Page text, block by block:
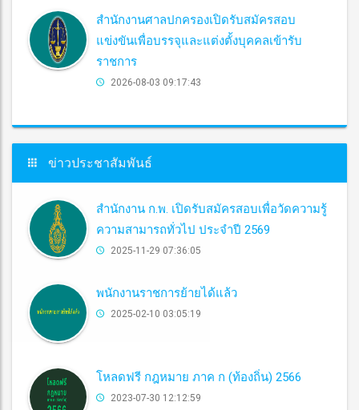
สำนักงานศาลปกครองเปิดรับสมัครสอบ
แข่งขันเพื่อบรรจุและแต่งตั้งบุคคลเข้ารับ
ราชการ
2026-08-03 09:17:43
ข่าวประชาสัมพันธ์
สำนักงาน ก.พ. เปิดรับสมัครสอบเพื่อวัดความรู้
ความสามารถทั่วไป ประจำปี 2569
2025-11-29 07:36:05
พนักงานราชการย้ายได้แล้ว
2025-02-10 03:05:19
โหลดฟรี กฎหมาย ภาค ก (ท้องถิ่น) 2566
2023-07-30 12:12:59